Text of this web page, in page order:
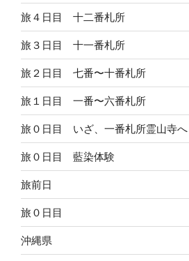
旅４日目 十二番札所
旅３日目 十一番札所
旅２日目 七番〜十番札所
旅１日目 一番〜六番札所
旅０日目 いざ、一番札所霊山寺へ
旅０日目 藍染体験
旅前日
旅０日目
沖縄県